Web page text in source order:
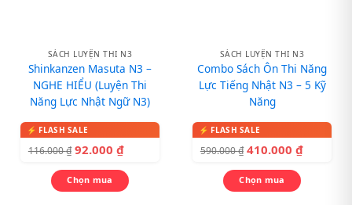
SÁCH LUYỆN THI N3
Shinkanzen Masuta N3 –
NGHE HIỂU (Luyện Thi
Năng Lực Nhật Ngữ N3)
116.000₫ 92.000 ₫
Chọn mua
SÁCH LUYỆN THI N3
Combo Sách Ôn Thi Năng
Lực Tiếng Nhật N3 – 5 Kỹ
Năng
590.000₫ 410.000 ₫
Chọn mua